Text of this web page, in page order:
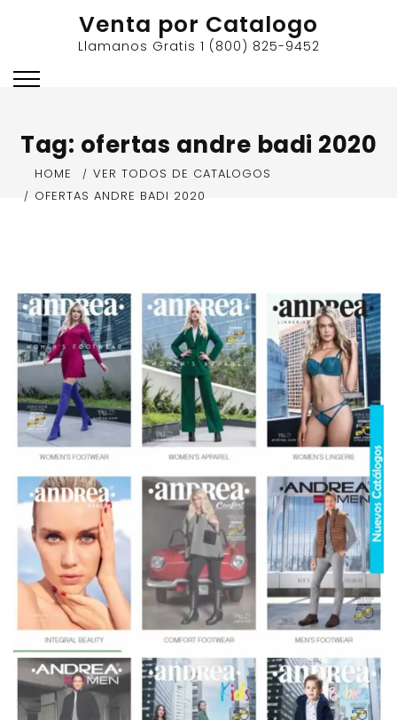
Venta por Catalogo
Llamanos Gratis 1 (800) 825-9452
Tag: ofertas andre badi 2020
HOME
VER TODOS DE CATALOGOS
OFERTAS ANDRE BADI 2020